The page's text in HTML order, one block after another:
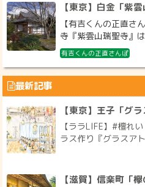
【東京】白金「紫雲
【有吉くんの正直さ
寺『紫雲山瑞聖寺』
有吉くんの正直さんぽ
最新記事
【東京】王子「グ
【ララLIFE】#檀れ
ラス作り『グラスア
【滋賀】信楽町「欅